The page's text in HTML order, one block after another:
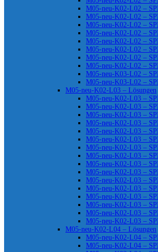
M05-neu-K02-L02 –
M05-neu-K02-L02 –
M05-neu-K02-L02 –
M05-neu-K02-L02 –
M05-neu-K02-L02 –
M05-neu-K02-L02 –
M05-neu-K02-L02 –
M05-neu-K02-L02 –
M05-neu-K03-L02 –
M05-neu-K03-L02 –
M05-neu-K02-L03 – Lösungen
M05-neu-K02-L03 –
M05-neu-K02-L03 –
M05-neu-K02-L03 –
M05-neu-K02-L03 –
M05-neu-K02-L03 –
M05-neu-K02-L03 –
M05-neu-K02-L03 –
M05-neu-K02-L03 –
M05-neu-K02-L03 –
M05-neu-K02-L03 –
M05-neu-K02-L03 –
M05-neu-K02-L03 –
M05-neu-K02-L03 –
M05-neu-K02-L03 –
M05-neu-K02-L03 –
M05-neu-K02-L03 –
M05-neu-K02-L04 – Lösungen
M05-neu-K02-L04 –
M05-neu-K02-L04 –